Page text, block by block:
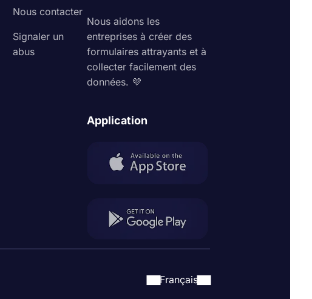
Nous contacter
Signaler un
abus
Nous aidons les
entreprises à créer des
formulaires attrayants et à
collecter facilement des
données. 💜
Application
Français